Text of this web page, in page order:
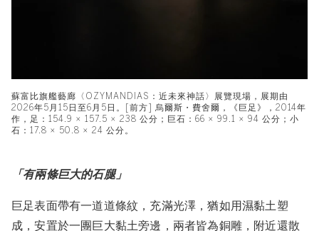
蘇富比旗艦藝廊〈OZYMANDIAS：近未來神話〉展覽現場，展期由
2026年5月15日至6月5日。[前方] 烏爾斯・費舍爾，《巨足》，2014年
作，足：154.9 × 157.5 × 238 公分；巨石：66 × 99.1 × 94 公分；小
石：17.8 × 50.8 × 24 公分。
「有兩條巨大的石腿」
巨足表面帶有一道道條紋，充滿光澤，猶如用濕黏土塑
成，安置於一團巨大黏土旁邊，兩者皆為銅雕，附近還散